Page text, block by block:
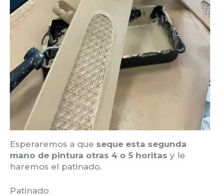
Esperaremos a que seque esta segunda
mano de pintura otras 4 o 5 horitas y le
haremos el patinado.
Patinado